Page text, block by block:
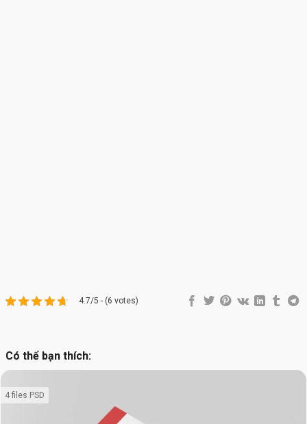
4.7/5 - (6 votes)
Có thể bạn thích:
4 files PSD